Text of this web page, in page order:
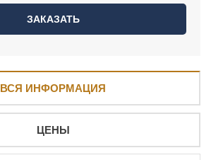
ВСЯ ИНФОРМАЦИЯ
ЦЕНЫ